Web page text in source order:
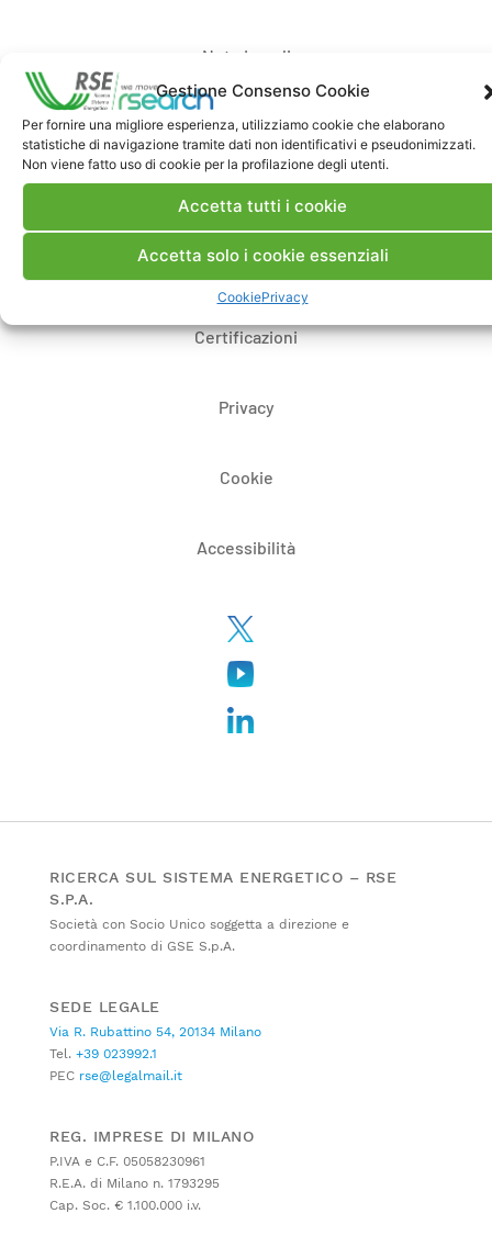
Gestione Consenso Cookie
Per fornire una migliore esperienza, utilizziamo cookie che elaborano
statistiche di navigazione tramite dati non identificativi e pseudonimizzati.
Non viene fatto uso di cookie per la profilazione degli utenti.
Accetta tutti i cookie
Accetta solo i cookie essenziali
CookiePrivacy
Note Legali
Dove siamo
Bandi di gara e contratti
Whistleblowing
Certificazioni
Privacy
Cookie
Accessibilità
RICERCA SUL SISTEMA ENERGETICO – RSE
S.P.A.
Società con Socio Unico soggetta a direzione e
coordinamento di GSE S.p.A.
SEDE LEGALE
Via R. Rubattino 54, 20134 Milano
Tel. +39 023992.1
PEC rse@legalmail.it
REG. IMPRESE DI MILANO
P.IVA e C.F. 05058230961
R.E.A. di Milano n. 1793295
Cap. Soc. € 1.100.000 i.v.